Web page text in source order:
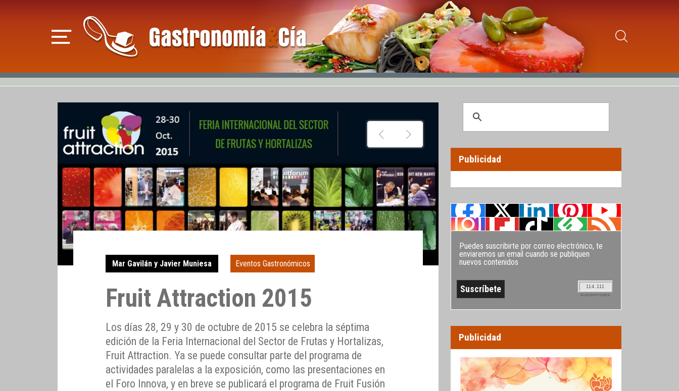
Mar Gavilán y Javier Muniesa Eventos Gastronómicos
Fruit Attraction 2015
Los días 28, 29 y 30 de octubre de 2015 se celebra la séptima
edición de la Feria Internacional del Sector de Frutas y Hortalizas,
Fruit Attraction. Ya se puede consultar parte del programa de
actividades paralelas a la exposición, como las presentaciones en
el Foro Innova, y en breve se publicará el programa de Fruit Fusión
Publicidad
Puedes suscribirte por correo electrónico, te
enviaremos un email cuando se publiquen
nuevos contenidos
114.111
SUSCRIPTORES
Publicidad